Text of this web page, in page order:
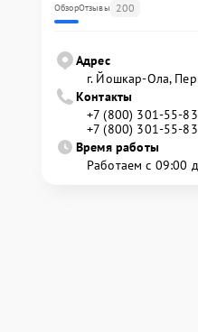
ОбзорОтзывы 200
Адрес
г. Йошкар-Ола,
Контакты
+7 (800) 301-55-83
+7 (800) 301-55-83
Время работы
Работаем с 09:00